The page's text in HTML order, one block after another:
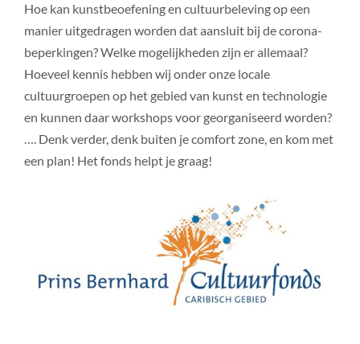
Hoe kan kunstbeoefening en cultuurbeleving op een
manier uitgedragen worden dat aansluit bij de corona-
beperkingen? Welke mogelijkheden zijn er allemaal?
Hoeveel kennis hebben wij onder onze locale
cultuurgroepen op het gebied van kunst en technologie
en kunnen daar workshops voor georganiseerd worden?
…. Denk verder, denk buiten je comfort zone, en kom met
een plan! Het fonds helpt je graag!